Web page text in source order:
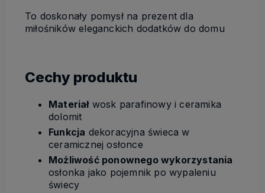
To doskonały pomysł na prezent dla
miłośników eleganckich dodatków do domu
Cechy produktu
Materiałwosk parafinowy i ceramika
dolomit
Funkcja dekoracyjna świeca w
ceramicznej osłonce
Możliwość ponownego wykorzystania
osłonka jako pojemnik po wypaleniu
świecy